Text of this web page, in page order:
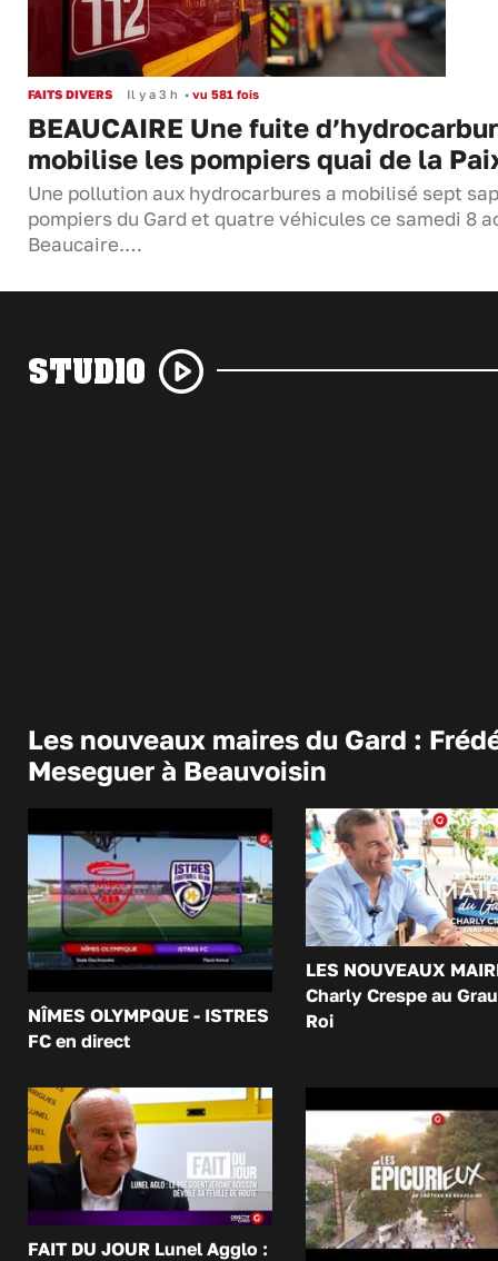
FAITS DIVERS Il y a 3 h • vu 581 fois
BEAUCAIRE Une fuite
mobilise les pompiers quai de la
Une pollution aux hydrocarbures a mobilisé sept
pompiers du Gard et quatre véhicules ce samedi 8
Beaucaire.…
STUDIO
Les nouveaux maires du Gard :
Meseguer à Beauvoisin
NÎMES OLYMPQUE - ISTRES
FC en direct
LES NOUVEAUX
Charly Crespe au
Roi
FAIT DU JOUR Lunel Agglo :